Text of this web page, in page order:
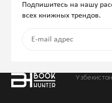
Подпишитесь на нашу
всех книжных трендов.